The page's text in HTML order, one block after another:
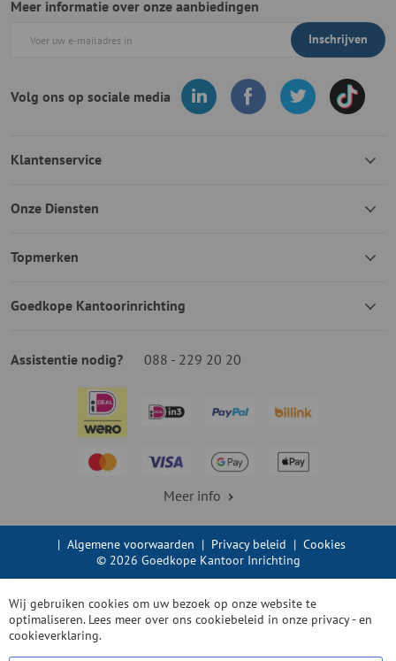
Meer informatie over onze aanbiedingen
Inschrijven
Volg ons op sociale media
Klantenservice
Onze Diensten
Topmerken
Goedkope Kantoorinrichting
Assistentie nodig? 088 - 229 20 20
Meer info
| Algemene voorwaarden | Privacy beleid | Cookies
© 2026 Goedkope Kantoor Inrichting
Wij gebruiken cookies om uw bezoek op onze website te
optimaliseren. Lees meer over ons cookiebeleid in onze privacy - en
cookieverklaring.